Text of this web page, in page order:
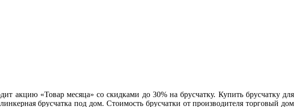
акцию «Товар месяца» со скидками до 30% на брусчатку. Купить брусчатку для
брусчатка под дом. Стоимость брусчатки от производителя торговый дом